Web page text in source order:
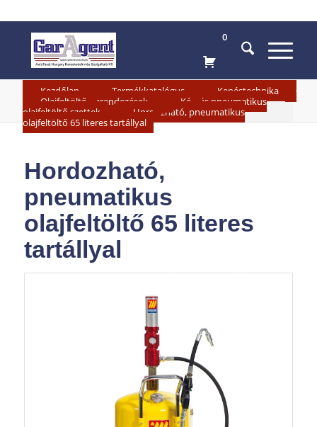
0
Kezdőlap Termékkatalógus Kenéstechnika
Olajfeltöltő berendezések
Kézi és pneumatikus
olajfeltöltő szettek
»
Hordozható, pneumatikus
olajfeltöltő 65 literes tartállyal
Hordozható,
pneumatikus
olajfeltöltő 65 literes
tartállyal